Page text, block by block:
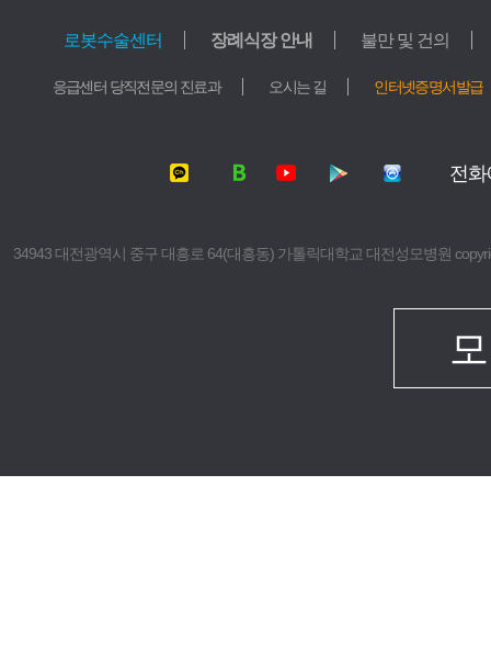
의료기관
가톨릭중앙의료원
은평성모병원
교육기관
학교법인 가
가톨릭대학
간호대학
보건의료경
임상치과학
임상간호대
로봇수술센터 장례식장 안내 불만 및 건의
응급센터 당직전문의 진료과 오시는 길 인터넷증명서발급
전
34943 대전광역시 중구 대흥로 64(대흥동) 가톨릭대학교 대전성모병원